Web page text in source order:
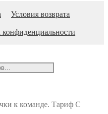
Условия возврата